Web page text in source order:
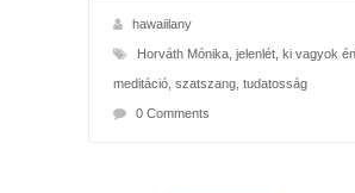
hawaiilany
Horváth Mónika, jelenlét, ki vagyok
meditáció, szatszang, tudatosság
0 Comments